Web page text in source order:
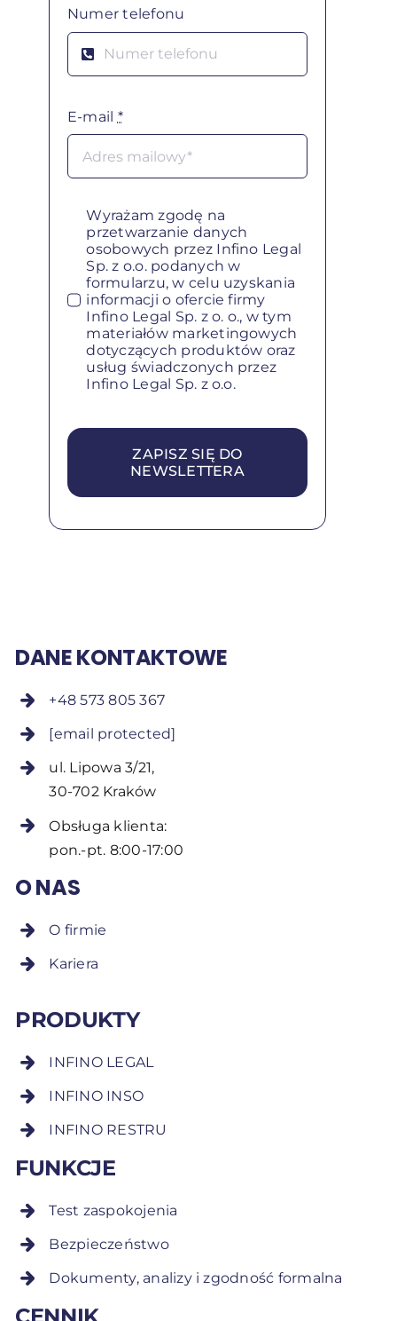
Numer telefonu
E-mail *
Wyrażam zgodę na
przetwarzanie danych
osobowych przez Infino Legal
Sp. z o.o. podanych w
formularzu, w celu uzyskania
informacji o ofercie firmy
Infino Legal Sp. z o. o., w tym
materiałów marketingowych
dotyczących produktów oraz
usług świadczonych przez
Infino Legal Sp. z o.o.
ZAPISZ SIĘ DO
NEWSLETTERA
DANE KONTAKTOWE
+48 573 805 367
[email protected]
ul. Lipowa 3/21,
30-702 Kraków
Obsługa klienta:
pon.-pt. 8:00-17:00
O NAS
O firmie
Kariera
PRODUKTY
INFINO LEGAL
INFINO INSO
INFINO RESTRU
FUNKCJE
Test zaspokojenia
Bezpieczeństwo
Dokumenty, analizy i zgodność formalna